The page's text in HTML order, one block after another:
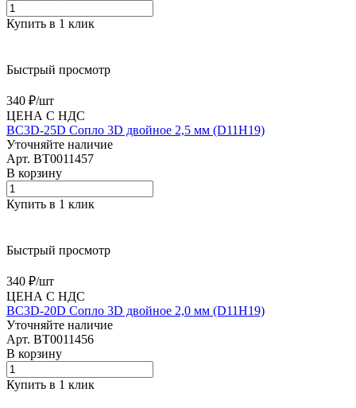
Купить в 1 клик
Быстрый просмотр
340 ₽/шт
ЦЕНА С НДС
BC3D-25D Сопло 3D двойное 2,5 мм (D11H19)
Уточняйте наличие
Арт. BT0011457
В корзину
Купить в 1 клик
Быстрый просмотр
340 ₽/шт
ЦЕНА С НДС
BC3D-20D Сопло 3D двойное 2,0 мм (D11H19)
Уточняйте наличие
Арт. BT0011456
В корзину
Купить в 1 клик